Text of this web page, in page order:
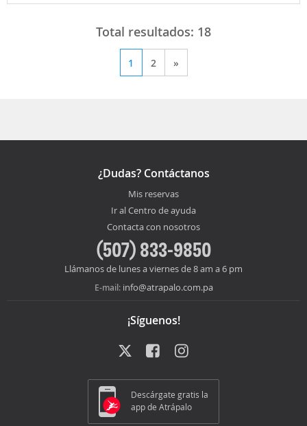
Total resultados: 18
1 2 »
¿Dudas? Contáctanos
Mis reservas
Ir al Centro de ayuda
Contacta con nosotros
(507) 833-9850
Llámanos de lunes a viernes de 8 am a 6 pm
E-mail: info@atrapalo.com.pa
¡Síguenos!
Descárgate gratis la
app de Atrápalo